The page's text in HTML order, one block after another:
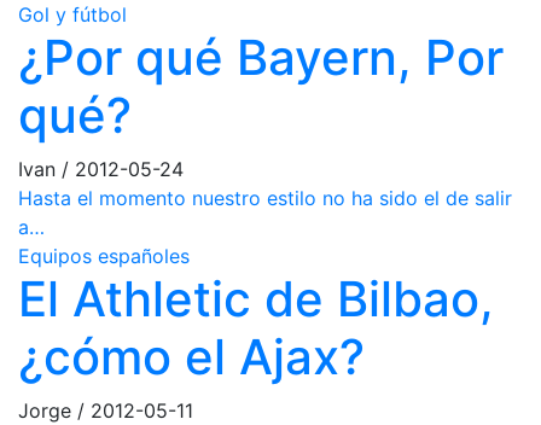
Gol y fútbol
¿Por qué Bayern, Por
qué?
Ivan / 2012-05-24
Hasta el momento nuestro estilo no ha sido el de salir
a…
Equipos españoles
El Athletic de Bilbao,
¿cómo el Ajax?
Jorge / 2012-05-11